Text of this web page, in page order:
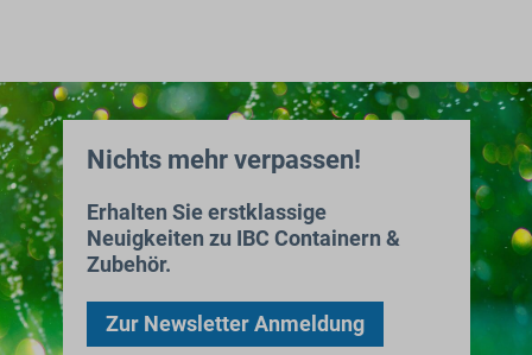
Nichts mehr verpassen!
Erhalten Sie erstklassige
Neuigkeiten zu IBC Containern &
Zubehör.
Zur Newsletter Anmeldung